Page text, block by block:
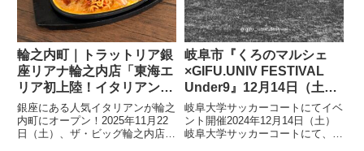
輪之内町｜トラットリア銀
座リアナ輪之内店「東海エ
リア初上陸！イタリアンレ
ストランがオープン！」
銀座にある人気イタリアンが輪之
内町にオープン！2025年11月22
日（土）、ザ・ビッグ輪之内店に
岐阜市『くろのマルシェ
×GIFU.UNIV FESTIVAL
Under9』12月14日（土）
イベント開催
岐阜大学サッカーコートにてイベ
ント開催2024年12月14日（土）
岐阜大学サッカーコートにて、岐